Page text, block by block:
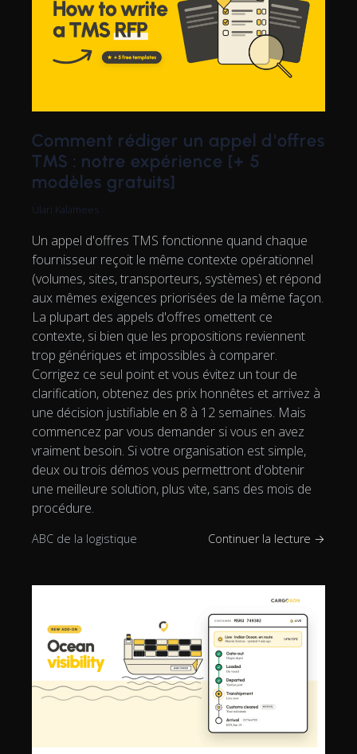
Comment rédiger un appel d'offres
TMS : notre expérience [+ 5
modèles gratuits]
Ülari Kalamees
Un appel d'offres TMS fonctionne quand chaque
fournisseur reçoit le même contexte opérationnel
(volumes, sites, transporteurs, systèmes) et répond
aux mêmes exigences priorisées de la même façon.
La plupart des appels d'offres omettent ce
contexte, si bien que les propositions reviennent
trop génériques et impossibles à comparer.
Corrigez ce seul point et vous évitez un tour de
clarification, obtenez des prix honnêtes et arrivez à
une décision justifiable en 8 à 12 semaines. Mais
commencez par vous demander si vous en avez
vraiment besoin. Si votre organisation est simple,
deux ou trois démos vous permettront d'obtenir
une meilleure solution, plus vite, sans des mois de
procédure.
ABC de la logistique Continuer la lecture →